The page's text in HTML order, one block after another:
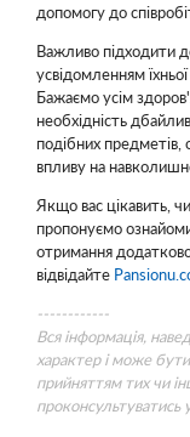
допомогу до
Важливо підходити
усвідомленням
Бажаємо усім
необхідність
подібних предметів,
впливу на
Якщо вас цікавить,
пропонуємо
отримання
відвідайте
------------
Вся інформація,
характер і може
прийняттям тих чи
проконсультуватись